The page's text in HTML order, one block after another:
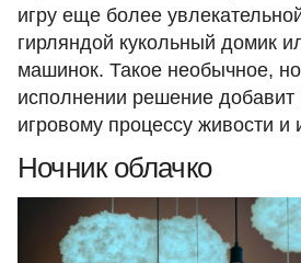
игру еще более
гирляндой кукольный домик
машинок. Такое необычное,
исполнении решение
игровому процессу живости и
Ночник облачко